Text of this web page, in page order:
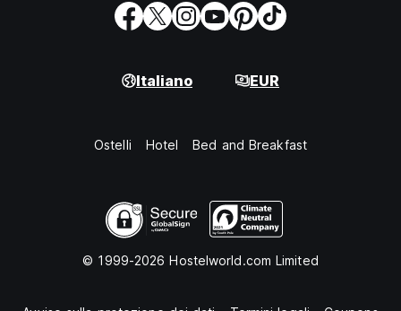
Italiano EUR
Ostelli Hotel Bed and Breakfast
© 1999-2026 Hostelworld.com Limited